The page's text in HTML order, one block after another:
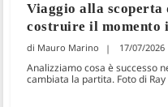
Viaggio alla
costruire il momento
Mauro Marino 17/07/2026
Analizziamo cosa è successo
cambiata la partita. Foto di